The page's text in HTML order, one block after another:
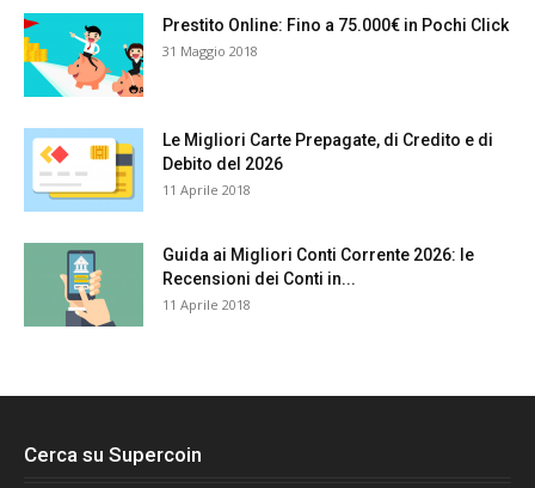
Prestito Online: Fino a 75.000€ in Pochi Click
31 Maggio 2018
Le Migliori Carte Prepagate, di Credito e di
Debito del 2026
11 Aprile 2018
Guida ai Migliori Conti Corrente 2026: le
Recensioni dei Conti in...
11 Aprile 2018
Cerca su Supercoin